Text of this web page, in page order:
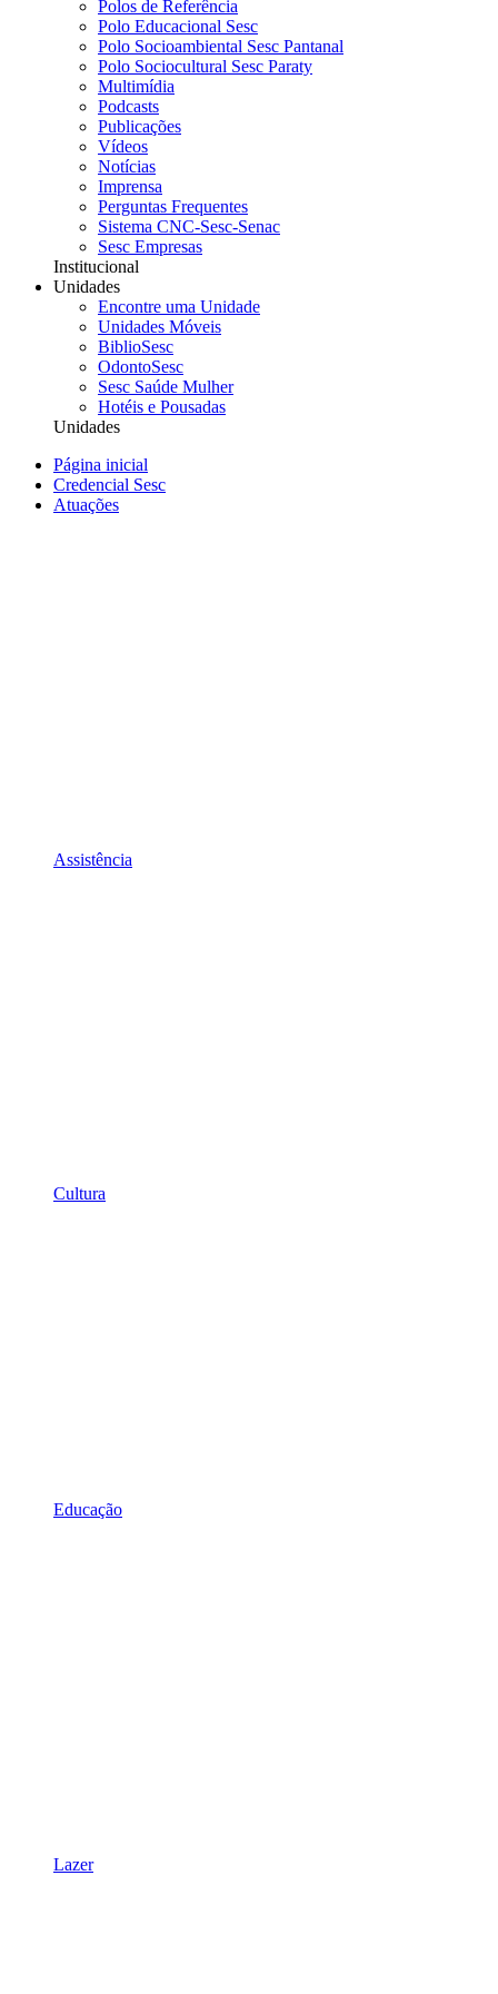
Polos de Referência
Polo Educacional Sesc
Polo Socioambiental Sesc Pantanal
Polo Sociocultural Sesc Paraty
Multimídia
Podcasts
Publicações
Vídeos
Notícias
Imprensa
Perguntas Frequentes
Sistema CNC-Sesc-Senac
Sesc Empresas
Institucional
Unidades
Encontre uma Unidade
Unidades Móveis
BiblioSesc
OdontoSesc
Sesc Saúde Mulher
Hotéis e Pousadas
Unidades
Página inicial
Credencial Sesc
Atuações
Assistência
Cultura
Educação
Lazer